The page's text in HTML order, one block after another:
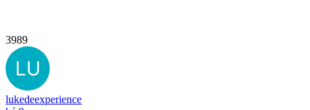
3989
lukedeexperience